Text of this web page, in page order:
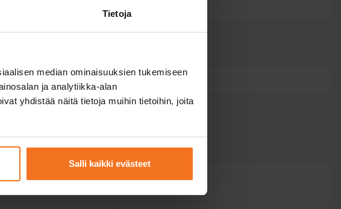
Tietoja
median ominaisuuksien tukemiseen
ja analytiikka-alan
yhdistää näitä tietoja muihin tietoihin, joita
Salli kaikki evästeet
suomi, englanti